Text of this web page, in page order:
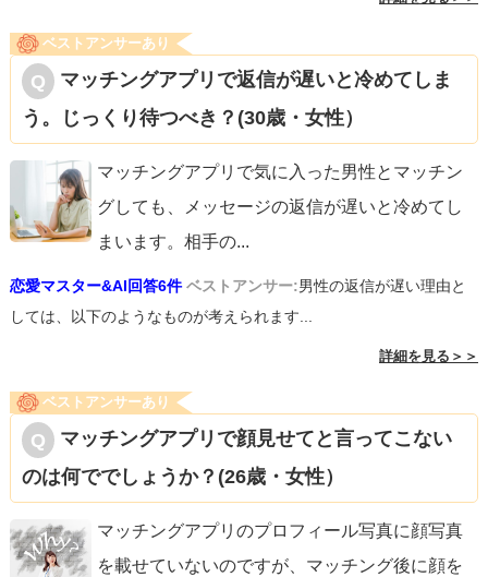
ベストアンサーあり
マッチングアプリで返信が遅いと冷めてしま
う。じっくり待つべき？(30歳・女性）
マッチングアプリで気に入った男性とマッチン
グしても、メッセージの返信が遅いと冷めてし
まいます。相手の...
恋愛マスター&AI回答6件 ベストアンサー:男性の返信が遅い理由と
しては、以下のようなものが考えられます...
詳細を見る＞＞
ベストアンサーあり
マッチングアプリで顔見せてと言ってこない
のは何ででしょうか？(26歳・女性）
マッチングアプリのプロフィール写真に顔写真
を載せていないのですが、マッチング後に顔を